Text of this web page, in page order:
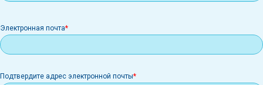
Электронная
почта
Электронная почта
Подтвердите адрес электронной почты